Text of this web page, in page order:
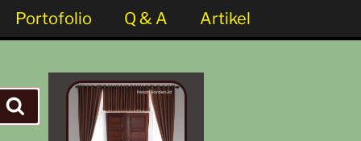
Portofolio Q & A Artikel